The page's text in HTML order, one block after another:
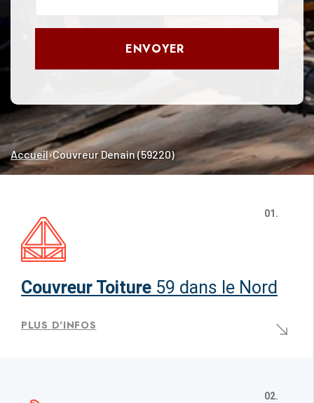
ENVOYER
Accueil›Couvreur Denain (59220)
01.
Couvreur Toiture 59 dans le Nord
PLUS D'INFOS
02.